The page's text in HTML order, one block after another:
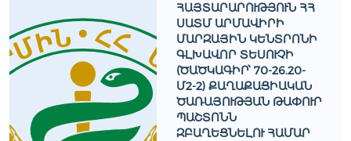
ՀԱՅՏԱՐԱՐՈՒԹՅՈՒՆ ՀՀ
ՍԱՏՄ ԱՐՄԱՎԻՐԻ
ՄԱՐԶԱՅԻՆ ԿԵՆՏՐՈՆԻ
ԳԼԽԱՎՈՐ ՏԵՍՈՒՉԻ
(ԾԱԾԿԱԳԻՐ՝ 70-26.20-
Մ2-2) ՔԱՂԱՔԱՑԻԱԿԱՆ
ԾԱՌԱՅՈՒԹՅԱՆ ԹԱՓՈՒՐ
ՊԱՇՏՈՆՆ
ԶԲԱՂԵՑՆԵԼՈՒ ՀԱՄԱՐ